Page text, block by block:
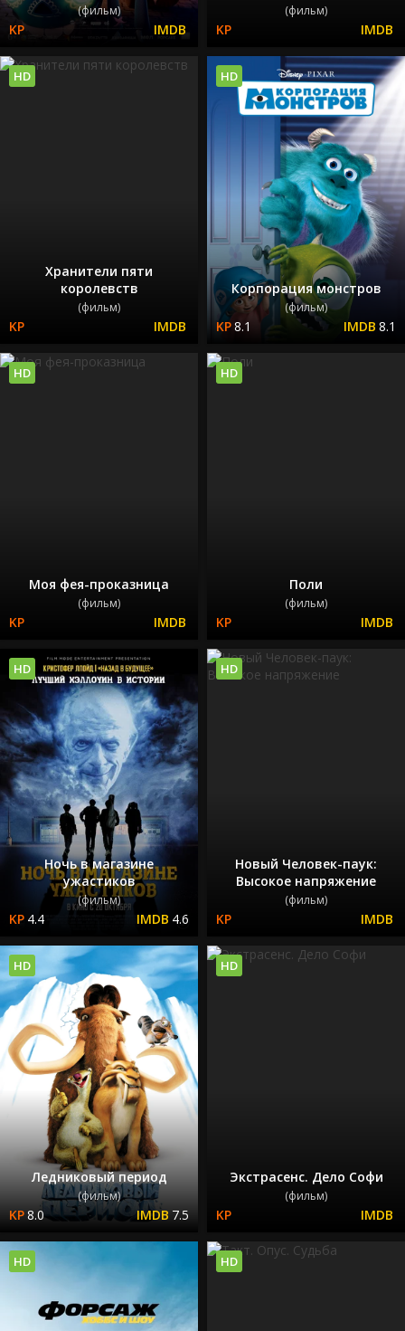
(фильм) (фильм)
Хранители пяти
королевств
(фильм)
HD
Корпорация монстров
(фильм)
8.1 8.1
HD
Моя фея-проказница
(фильм)
HD
Поли
(фильм)
HD
Ночь в магазине
ужастиков
(фильм)
4.4 4.6
HD
Новый Человек-паук:
Высокое напряжение
(фильм)
HD
Ледниковый период
(фильм)
8.0 7.5
HD
Экстрасенс. Дело Софи
(фильм)
HD
HD HD